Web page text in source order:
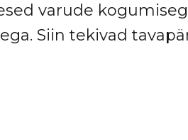
varude
Siin tekivad